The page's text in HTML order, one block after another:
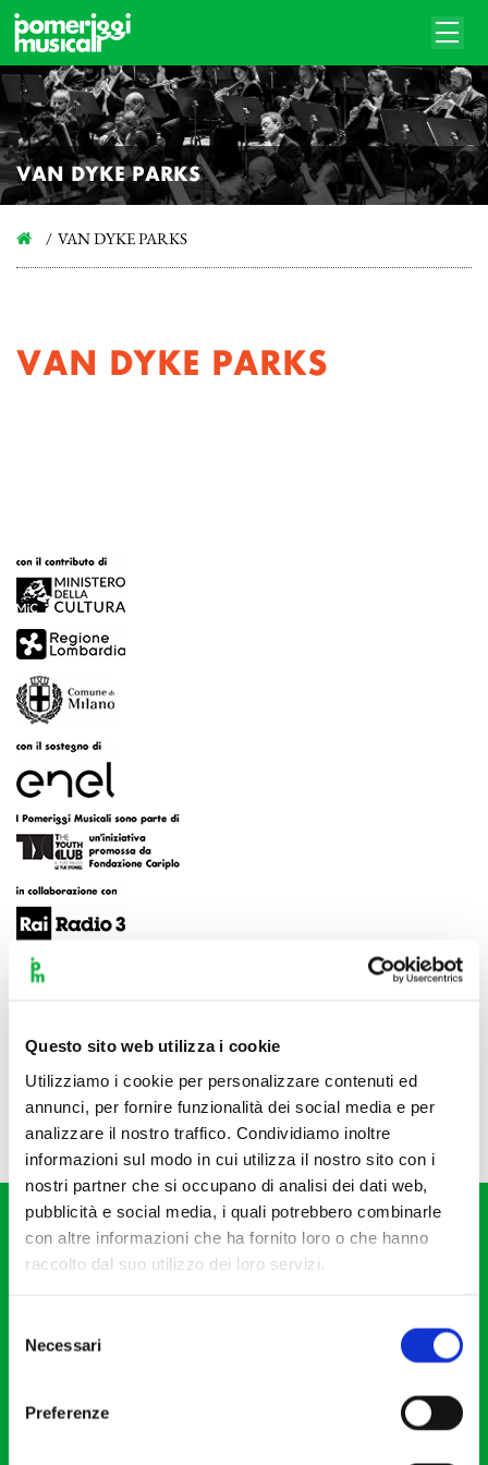
Questo sito web utilizza i cookie
Utilizziamo i cookie per personalizzare contenuti ed
annunci, per fornire funzionalità dei social media e per
analizzare il nostro traffico. Condividiamo inoltre
informazioni sul modo in cui utilizza il nostro sito con i
nostri partner che si occupano di analisi dei dati web,
pubblicità e social media, i quali potrebbero combinarle
con altre informazioni che ha fornito loro o che hanno
raccolto dal suo utilizzo dei loro servizi.
delNecessari
Preferenze
VAN DYKE PARKS
VAN DYKE PARKS
VAN DYKE PARKS
Fondazione I Pomeriggi Musicali
Partita Iva 04410060158